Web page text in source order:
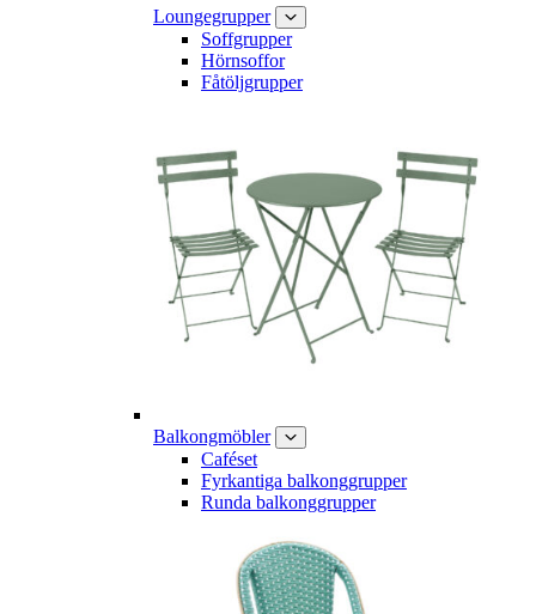
Loungegrupper
Soffgrupper
Hörnsoffor
Fåtöljgrupper
Balkongmöbler
Caféset
Fyrkantiga balkonggrupper
Runda balkonggrupper